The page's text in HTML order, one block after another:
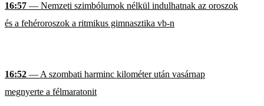
16:57 — Nemzeti szimbólumok nélkül indulhatnak az oroszok
és a fehéroroszok a ritmikus gimnasztika vb-n
16:52 — A szombati harminc kilométer után vasárnap
megnyerte a félmaratonit